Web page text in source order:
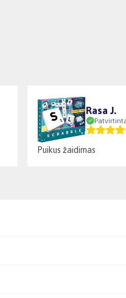
Rasa J.
Puikus žaidimas